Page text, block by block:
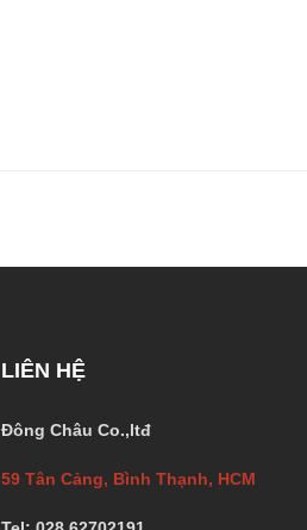
LIÊN HỆ
Đông Châu Co.,ltđ
59 Tân Cảng, Bình Thạnh, HCM